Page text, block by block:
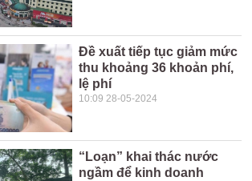
Đề xuất tiếp tục giảm mức
thu khoảng 36 khoản phí,
lệ phí
10:09 28-05-2024
“Loạn” khai thác nước
ngầm để kinh doanh